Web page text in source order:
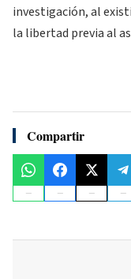
investigación, al
la libertad previa al
Compartir